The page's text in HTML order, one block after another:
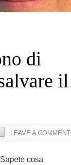
di
il
LEAVE A COMMENT
cosa